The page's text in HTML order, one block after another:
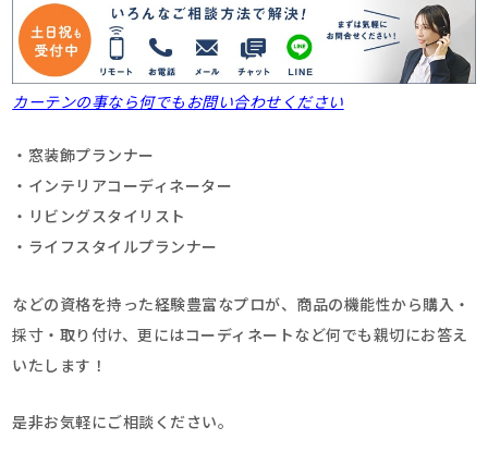
カーテンの事なら何でもお問い合わせください
・窓装飾プランナー
・インテリアコーディネーター
・リビングスタイリスト
・ライフスタイルプランナー
などの資格を持った経験豊富なプロが、商品の機能性から購入・
採寸・取り付け、更にはコーディネートなど何でも親切にお答え
いたします！
是非お気軽にご相談ください。